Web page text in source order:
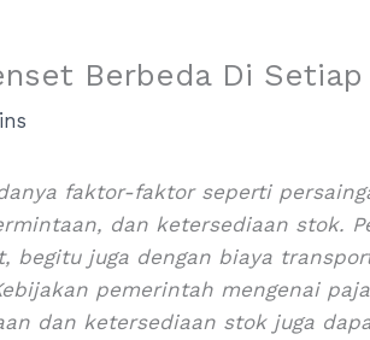
Berbeda Di
faktor-faktor seperti
dan ketersediaan stok.
begitu juga dengan biaya
pemerintah mengenai
dan ketersediaan stok juga